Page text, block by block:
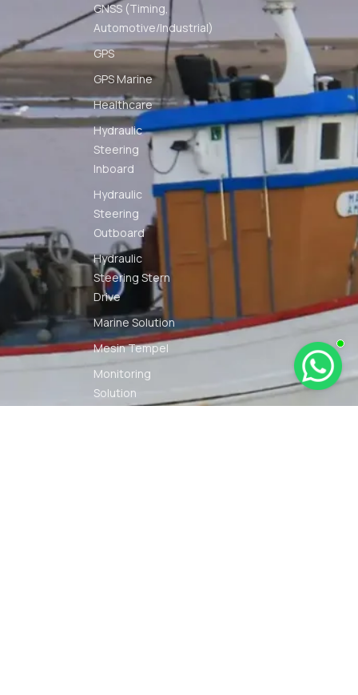
GNSS (Timing,
Automotive/Industrial)
GPS
GPS Marine
Healthcare
Hydraulic
Steering
Inboard
Hydraulic
Steering
Outboard
Hydraulic
Steering Stern
Drive
Marine Solution
Mesin Tempel
Monitoring
Solution